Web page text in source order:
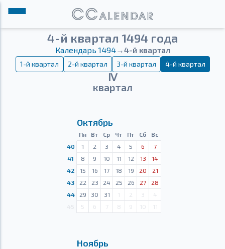
4-й квартал 1494 года
Календарь 1494→4-й квартал
1-й квартал 2-й квартал 3-й квартал 4-й квартал
Ⅳ
квартал
Октябрь
Пн Вт Ср Чт Пт Сб
Вс
40
1 2 3 4 5 6
7
41
8 9 10 11 12 13
14
42
15 16 17 18 19 20
21
43
22 23 24 25 26 27
28
44
29 30 31 1 2 3
4
5 6 7 8 9 10 11
Ноябрь